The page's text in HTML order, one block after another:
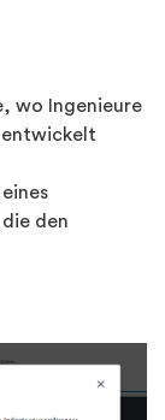
wo Ingenieure
entwickelt
den